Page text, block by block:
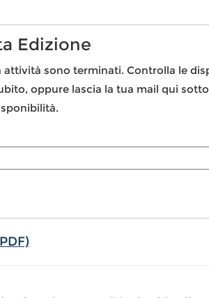
Edizione
sono terminati. Controlla le
oppure lascia la tua mail qui